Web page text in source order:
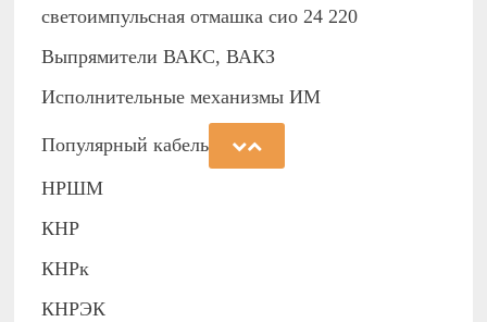
светоимпульсная отмашка сио 24 220
Выпрямители ВАКС, ВАКЗ
Исполнительные механизмы ИМ
Популярный кабель
НРШМ
КНР
КНРк
КНРЭК